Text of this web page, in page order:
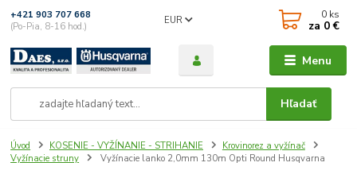
Menu
EUR
Hľadať
+421 903 707 668
(Po-Pia, 8-16 hod.)
0 ks
za 0 €
Úvod KOSENIE - VYŽÍNANIE - STRIHANIE
Krovinorez a vyžínač
Vyžínacie struny
Vyžínacie lanko 2,0mm 130m Opti Round Husqvarna